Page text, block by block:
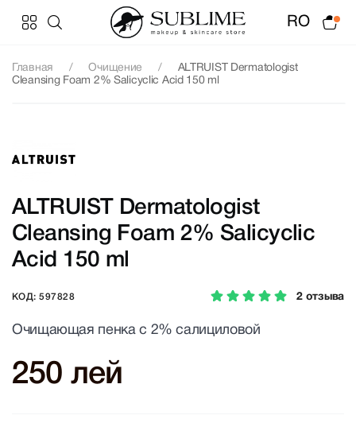
RO
Главная Очищение
ALTRUIST Dermatologist
Cleansing Foam 2% Salicyclic Acid 150 ml
ALTRUIST Dermatologist
Cleansing Foam 2% Salicyclic
Acid 150 ml
КОД: 597828 2 отзыва
Очищающая пенка с 2% салициловой
250 лей